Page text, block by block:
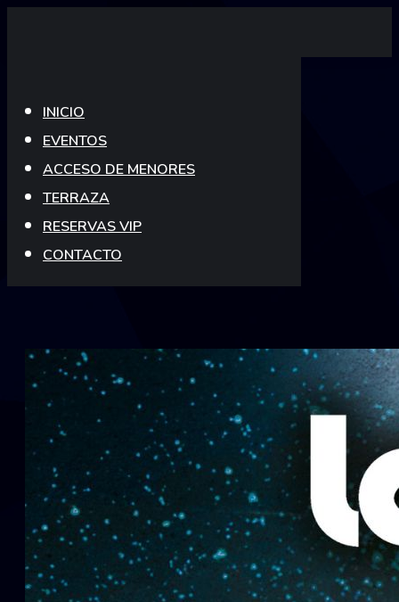
INICIO
EVENTOS
ACCESO DE MENORES
TERRAZA
RESERVAS VIP
CONTACTO